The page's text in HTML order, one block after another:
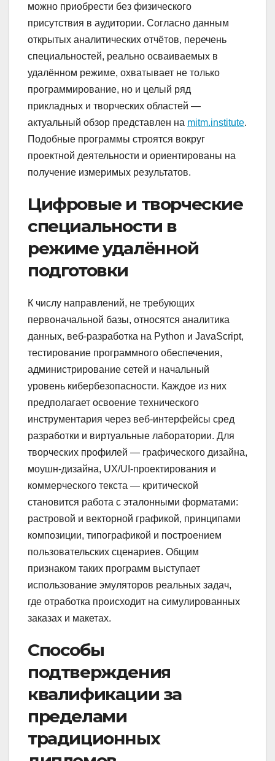
можно приобрести без физического
присутствия в аудитории. Согласно данным
открытых аналитических отчётов, перечень
специальностей, реально осваиваемых в
удалённом режиме, охватывает не только
программирование, но и целый ряд
прикладных и творческих областей —
актуальный обзор представлен на mitm.institute.
Подобные программы строятся вокруг
проектной деятельности и ориентированы на
получение измеримых результатов.
Цифровые и творческие
специальности в
режиме удалённой
подготовки
К числу направлений, не требующих
первоначальной базы, относятся аналитика
данных, веб-разработка на Python и JavaScript,
тестирование программного обеспечения,
администрирование сетей и начальный
уровень кибербезопасности. Каждое из них
предполагает освоение технического
инструментария через веб-интерфейсы сред
разработки и виртуальные лаборатории. Для
творческих профилей — графического дизайна,
моушн-дизайна, UX/UI-проектирования и
коммерческого текста — критической
становится работа с эталонными форматами:
растровой и векторной графикой, принципами
композиции, типографикой и построением
пользовательских сценариев. Общим
признаком таких программ выступает
использование эмуляторов реальных задач,
где отработка происходит на симулированных
заказах и макетах.
Способы
подтверждения
квалификации за
пределами
традиционных